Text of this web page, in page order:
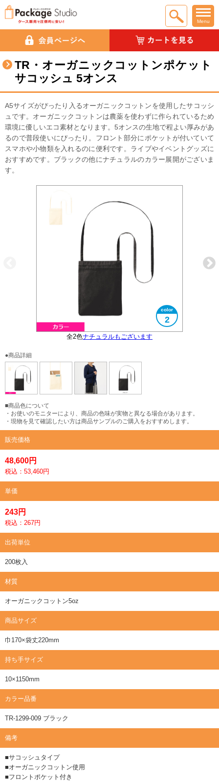
Menu
TR・オーガニックコットンポケット
サコッシュ 5オンス
A5サイズがぴったり入るオーガニックコットンを使用したサコッシ
ュです。オーガニックコットンは農薬を使わずに作られているため
環境に優しいエコ素材となります。5オンスの生地で程よい厚みがあ
るので普段使いにぴったり。フロント部分にポケットが付いていて
スマホや小物類を入れるのに便利です。ライブやイベントグッズに
おすすめです。ブラックの他にナチュラルのカラー展開がございま
す。
全2色ナチュラルもございます
2
使用イメージ
大きさイメージ
●商品詳細
■商品色について
・お使いのモニターにより、商品の色味が実物と異なる場合があります。
・現物を見て確認したい方は商品サンプルのご購入をおすすめします。
販売価格
48,600円
税込：53,460円
単価
243円
税込：267円
出荷単位
200枚入
材質
オーガニックコットン5oz
商品サイズ
巾170×袋丈220mm
持ち手サイズ
10×1150mm
カラー品番
TR-1299-009 ブラック
備考
■サコッシュタイプ
■オーガニックコットン使用
■フロントポケット付き